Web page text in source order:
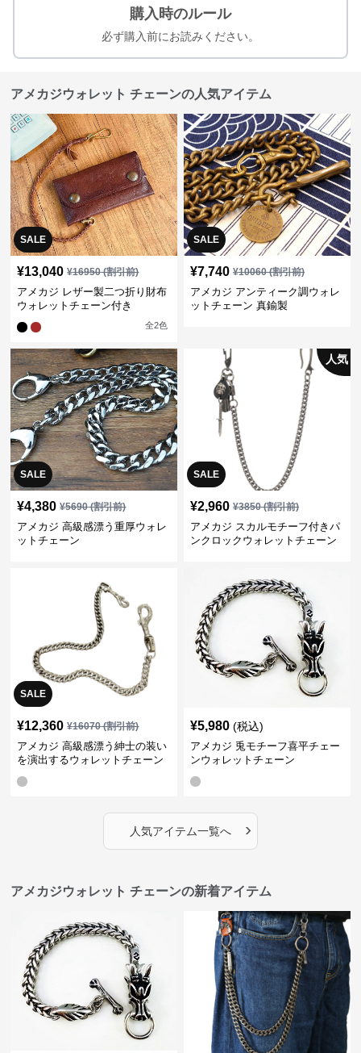
購入時のルール
必ず購入前にお読みください。
アメカジウォレット チェーンの人気アイテム
SALE
¥13,040 ¥16950(割引前)
アメカジ レザー製二つ折り財布
ウォレットチェーン付き
全2色
SALE
¥7,740 ¥10060(割引前)
アメカジ アンティーク調ウォレ
ットチェーン 真鍮製
SALE
¥4,380 ¥5690(割引前)
アメカジ 高級感漂う重厚ウォレ
ットチェーン
SALE
人気
¥2,960 ¥3850(割引前)
アメカジ スカルモチーフ付きパ
ンクロックウォレットチェーン
SALE
¥12,360 ¥16070(割引前)
アメカジ 高級感漂う紳士の装い
を演出するウォレットチェーン
¥5,980 (税込)
アメカジ 兎モチーフ喜平チェー
ンウォレットチェーン
人気アイテム一覧へ ›
アメカジウォレット チェーンの新着アイテム